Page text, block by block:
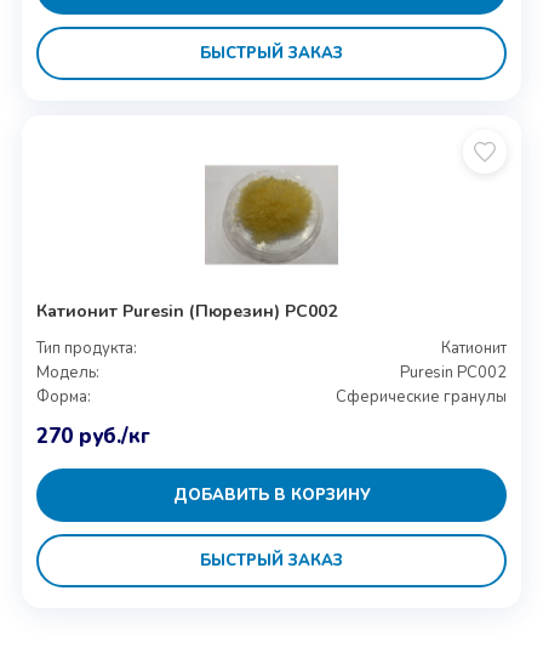
БЫСТРЫЙ ЗАКАЗ
Катионит Puresin (Пюрезин) PC002
Тип продукта:
Катионит
Модель:
Puresin PC002
Форма:
Сферические гранулы
270 руб./кг
ДОБАВИТЬ В КОРЗИНУ
БЫСТРЫЙ ЗАКАЗ